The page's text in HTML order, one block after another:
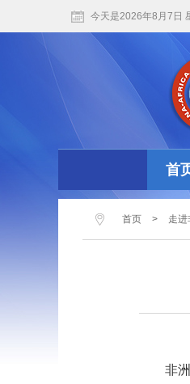
今天是2026年8月7日
首
首页 > 走进
非